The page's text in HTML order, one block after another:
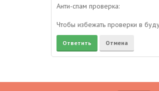
Анти-спам проверка:
Чтобы избежать проверки в